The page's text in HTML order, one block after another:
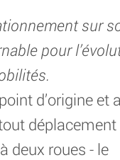
sur
pour
d’origine et
déplacement
deux roues - le